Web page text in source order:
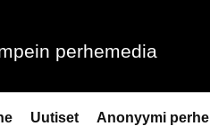
perhemedia
Uutiset Anonyymi perhe